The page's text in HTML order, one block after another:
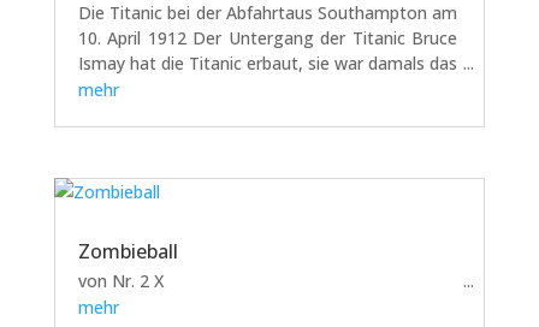
Die Titanic bei der Abfahrtaus Southampton am
10. April 1912 Der Untergang der Titanic Bruce
Ismay hat die Titanic erbaut, sie war damals das
größte und schnellste Schiff der Welt und galt
mehr
Zombieball
von Nr. 2 X
mehr